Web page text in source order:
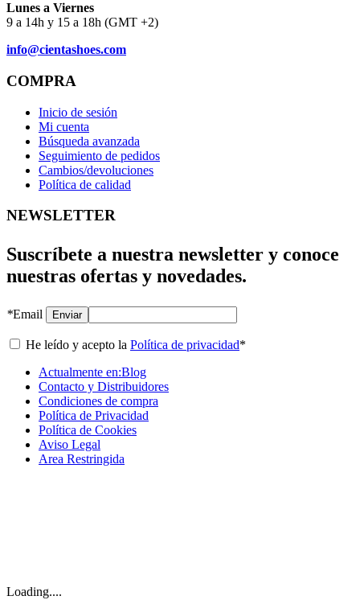
Lunes a Viernes
9 a 14h y 15 a 18h (GMT +2)
info@cientashoes.com
COMPRA
Inicio de sesión
Mi cuenta
Búsqueda avanzada
Seguimiento de pedidos
Cambios/devoluciones
Política de calidad
NEWSLETTER
Suscríbete a nuestra newsletter y conoce
nuestras ofertas y novedades.
*Email Enviar
He leído y acepto la Política de privacidad*
Actualmente en:Blog
Contacto y Distribuidores
Condiciones de compra
Política de Privacidad
Política de Cookies
Aviso Legal
Area Restringida
Loading...